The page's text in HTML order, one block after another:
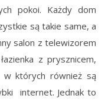
pokoi. Każdy dom
są takie same, a
salon z telewizorem
z prysznicem,
których również są
internet. Jednak to